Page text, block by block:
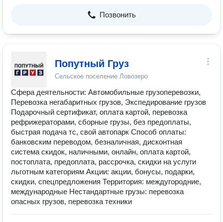
Позвонить
Попутный Груз
Сельское поселение Ловозеро
Сфера деятельности: Автомобильные грузоперевозки,
Перевозка негабаритных грузов, Экспедирование грузов
Подарочный сертификат, оплата картой, перевозка
рефрижераторами, сборные грузы, без предоплаты,
быстрая подача тс, свой автопарк Способ оплаты:
банковским переводом, безналичная, дисконтная
система скидок, наличными, онлайн, оплата картой,
постоплата, предоплата, рассрочка, скидки на услуги
льготным категориям Акции: акции, бонусы, подарки,
скидки, спецпредложения Территория: междугородние,
международные Нестандартные грузы: перевозка
опасных грузов, перевозка техники